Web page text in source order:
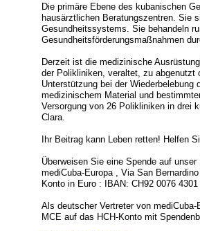
Die primäre Ebene des kubanischen
hausärztlichen Beratungszentren. Sie
Gesundheitssystems. Sie behandeln
Gesundheitsförderungsmaßnahmen
Derzeit ist die medizinische
der Polikliniken, veraltet, zu
Unterstützung bei der
medizinischem Material und
Versorgung von 26 Polikliniken in drei
Clara.
Ihr Beitrag kann Leben retten! Helfen
Überweisen Sie eine Spende auf
mediCuba-Europa , Via San
Konto in Euro : IBAN: CH92 0076 4301
Als deutscher Vertreter von
MCE auf das HCH-Konto mit